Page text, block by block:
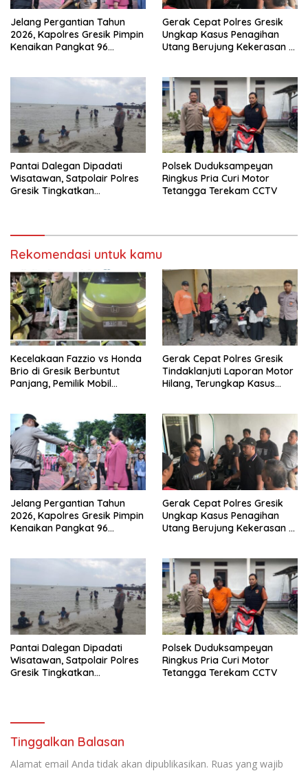
Jelang Pergantian Tahun
2026, Kapolres Gresik Pimpin
Kenaikan Pangkat 96
Gerak Cepat Polres Gresik
Ungkap Kasus Penagihan
Utang Berujung Kekerasan di
Pantai Dalegan Dipadati
Wisatawan, Satpolair Polres
Gresik Tingkatkan
Polsek Duduksampeyan
Ringkus Pria Curi Motor
Tetangga Terekam CCTV
Rekomendasi untuk kamu
Kecelakaan Fazzio vs Honda
Brio di Gresik Berbuntut
Panjang, Pemilik Mobil
Gerak Cepat Polres Gresik
Tindaklanjuti Laporan Motor
Hilang, Terungkap Kasus
Jelang Pergantian Tahun
2026, Kapolres Gresik Pimpin
Kenaikan Pangkat 96
Gerak Cepat Polres Gresik
Ungkap Kasus Penagihan
Utang Berujung Kekerasan di
Pantai Dalegan Dipadati
Wisatawan, Satpolair Polres
Gresik Tingkatkan
Polsek Duduksampeyan
Ringkus Pria Curi Motor
Tetangga Terekam CCTV
Tinggalkan Balasan
Alamat email Anda tidak akan dipublikasikan. Ruas yang wajib